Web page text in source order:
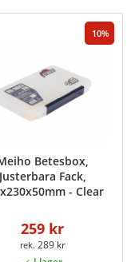
10
Betesbox,
Justerbara Fack,
- Clear
259 kr
289 kr